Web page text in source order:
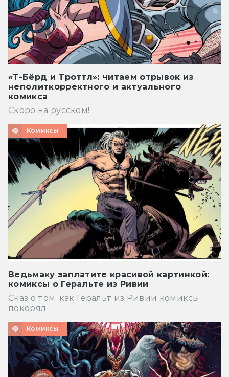
«Т-Бёрд и Троттл»: читаем отрывок из
неполиткорректного и актуального
комикса
Скоро на русском!
Комиксы
Ведьмаку заплатите красивой картинкой:
комиксы о Геральте из Ривии
Сказ о том, как Геральт из Ривии комиксы
покорял
Комиксы